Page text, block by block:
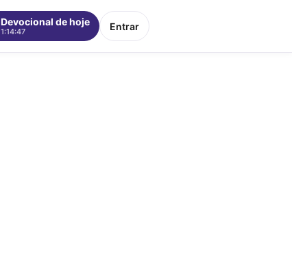
Devocional de hoje
1:14:47 Entrar